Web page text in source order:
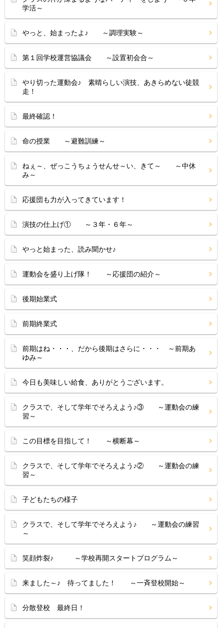
学活～
やっと、始まったよ♪ ～調理実験～
第１回学校運営協議会 ～設置初会合～
やり切った運動会♪ 素晴らしい演技、あきらめない徒競
走！
最終確認！
命の授業 ～避難訓練～
ねぇ～、ぜっこうちょうせんせ～い、きて～ ～中休
み～
応援団も力が入ってきています！
演技の仕上げ① ～３年・６年～
やっと始まった、読み聞かせ♪
運動会を盛り上げ隊！ ～応援団の紹介～
後期始業式
前期終業式
前期はね・・・、だから後期はさらに・・・ ～前期あ
ゆみ～
今日も美味しい給食、ありがとうございます。
クラスで、そして学年でそろえよう♪③ ～運動会の練
習～
この目標を目指して！ ～横断幕～
クラスで、そして学年でそろえよう♪② ～運動会の練
習～
子どもたちの様子
クラスで、そして学年でそろえよう♪ ～運動会の練習
～
笑顔炸裂♪ ～学校再開スタートプログラム～
来ました～♪ 待ってました！ ～一斉登校開始～
分散登校 最終日！